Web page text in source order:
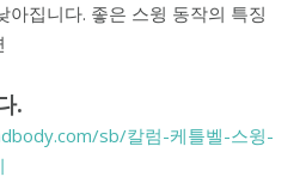
아집니다. 좋은 스윙 동작의 특징
.
sb/칼럼-케틀벨-스윙-